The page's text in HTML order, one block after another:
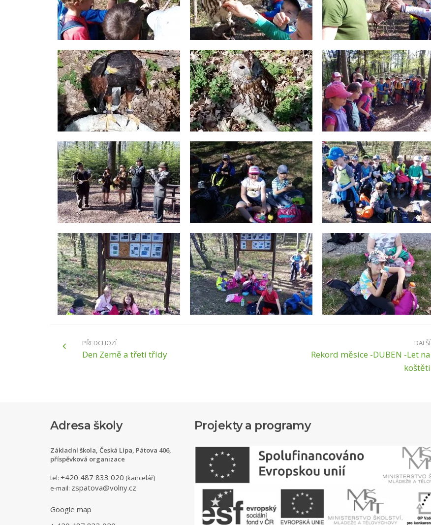
PŘEDCHOZÍ
Den Země a třetí třídy
DALŠÍ
Rekord měsíce -DUBEN -Let na
koštěti
Adresa školy
Základní škola, Česká Lípa, Pátova 406,
příspěvková organizace
tel: +420 487 833 020 (kancelář)
e-mail: zspatova@volny.cz
Google map
Projekty a programy